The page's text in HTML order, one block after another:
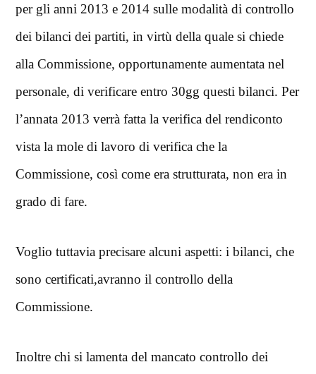
per gli anni 2013 e 2014 sulle modalità di controllo
dei bilanci dei partiti, in virtù della quale si chiede
alla Commissione, opportunamente aumentata nel
personale, di verificare entro 30gg questi bilanci. Per
l’annata 2013 verrà fatta la verifica del rendiconto
vista la mole di lavoro di verifica che la
Commissione, così come era strutturata, non era in
grado di fare.
Voglio tuttavia precisare alcuni aspetti: i bilanci, che
sono certificati,avranno il controllo della
Commissione.
Inoltre chi si lamenta del mancato controllo dei